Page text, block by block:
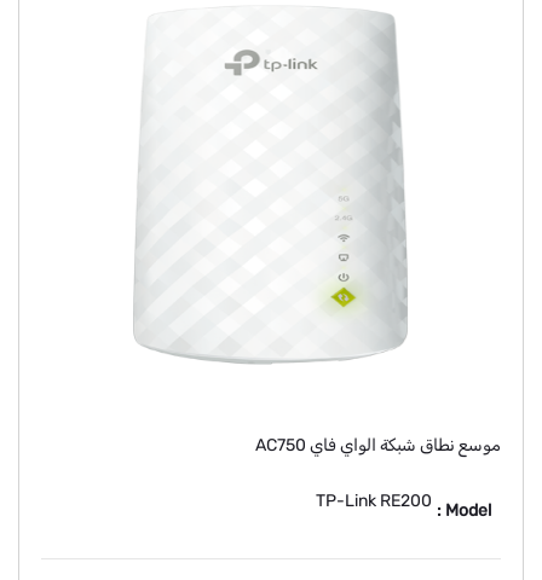
موسع نطاق شبكة الواي فاي AC750
Model :
TP-Link RE200